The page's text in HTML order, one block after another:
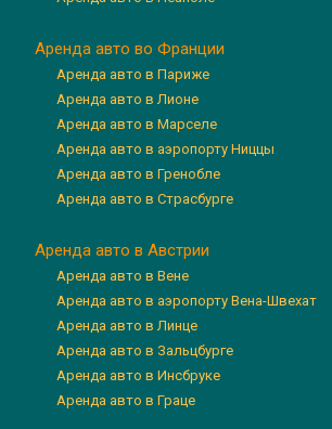
Аренда авто во Франции
Аренда авто в Париже
Аренда авто в Лионе
Аренда авто в Марселе
Аренда авто в аэропорту Ниццы
Аренда авто в Гренобле
Аренда авто в Страсбурге
Аренда авто в Австрии
Аренда авто в Вене
Аренда авто в аэропорту Вена-Швехат
Аренда авто в Линце
Аренда авто в Зальцбурге
Аренда авто в Инсбруке
Аренда авто в Граце